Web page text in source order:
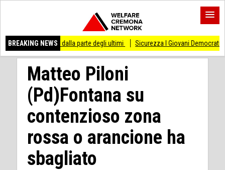
BREAKING NEWS
di stare dalla parte degli ultimi Sicurezza I Giovani Democratici ribattono
Matteo Piloni
(Pd)Fontana su
contenzioso zona
rossa o arancione ha
sbagliato